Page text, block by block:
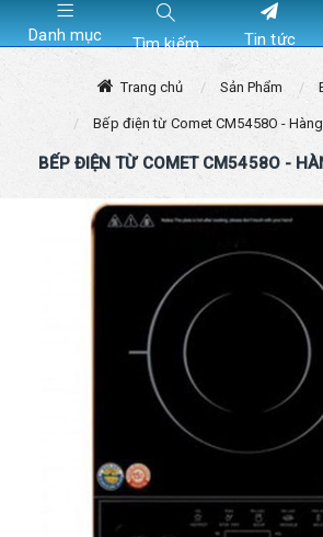
Danh mục Tìm kiếm Tin tức
Trang chủ Sản Phẩm
Bếp điện từ Comet CM5458O -
BẾP ĐIỆN TỪ COMET CM5458O -